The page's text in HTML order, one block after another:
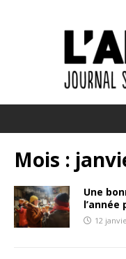
Mois :
Une
l’année
12